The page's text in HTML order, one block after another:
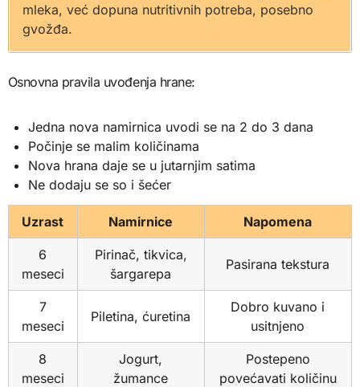
mleka, već dopuna nutritivnih potreba, posebno
gvožđa.
Osnovna pravila uvođenja hrane:
Jedna nova namirnica uvodi se na 2 do 3 dana
Počinje se malim količinama
Nova hrana daje se u jutarnjim satima
Ne dodaju se so i šećer
Uzrast Namirnice Napomena
6
meseci
Pirinač, tikvica,
šargarepa
Pasirana tekstura
7
meseci
Piletina, ćuretina
Dobro kuvano i
usitnjeno
8
meseci
Jogurt,
žumance
Postepeno
povećavati količinu